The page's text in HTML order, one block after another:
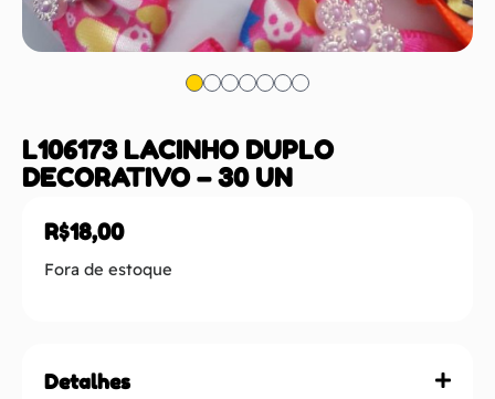
L106173 LACINHO DUPLO
DECORATIVO – 30 UN
R$18,00
Fora de estoque
Detalhes